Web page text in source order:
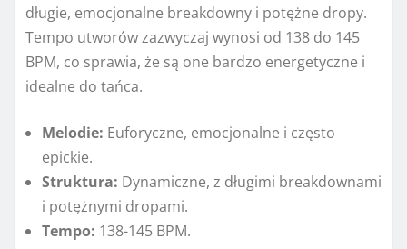
długie, emocjonalne breakdowny i potężne dropy.
Tempo utworów zazwyczaj wynosi od 138 do 145
BPM, co sprawia, że są one bardzo energetyczne i
idealne do tańca.
Melodie: Euforyczne, emocjonalne i często
epickie.
Struktura: Dynamiczne, z długimi breakdownami
i potężnymi dropami.
Tempo: 138-145 BPM.